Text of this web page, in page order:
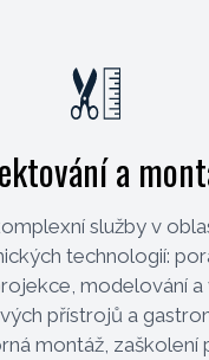
a
služby v
technologií:
modelování a
přístrojů a
montáž, zaškolení